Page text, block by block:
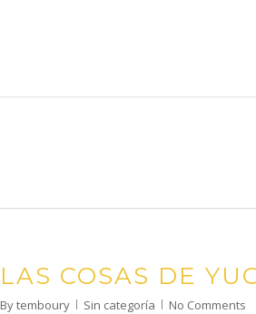
LAS COSAS DE
Bytemboury Sin categoría
No Comments